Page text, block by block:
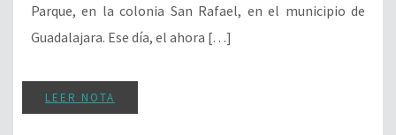
Parque, en la colonia San Rafael, en el municipio de
Guadalajara. Ese día, el ahora […]
LEER NOTA